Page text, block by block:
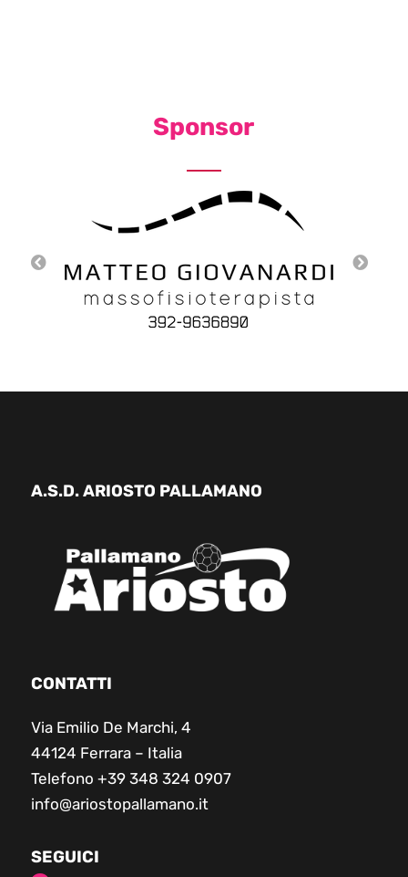
Sponsor
A.S.D. ARIOSTO PALLAMANO
CONTATTI
Via Emilio De Marchi, 4
44124 Ferrara – Italia
Telefono +39 348 324 0907
info@ariostopallamano.it
SEGUICI